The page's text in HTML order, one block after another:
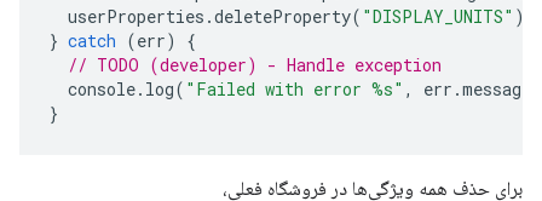
userProperties .deleteProperty( "DISPLAY_UNITS" );
} catch (err)
{
// TODO (developer) - Handle exception
console. log( "Failed with error %s" , err .message
}
برای حذف همه ویژگی‌ها در فروشگاه فعلی،